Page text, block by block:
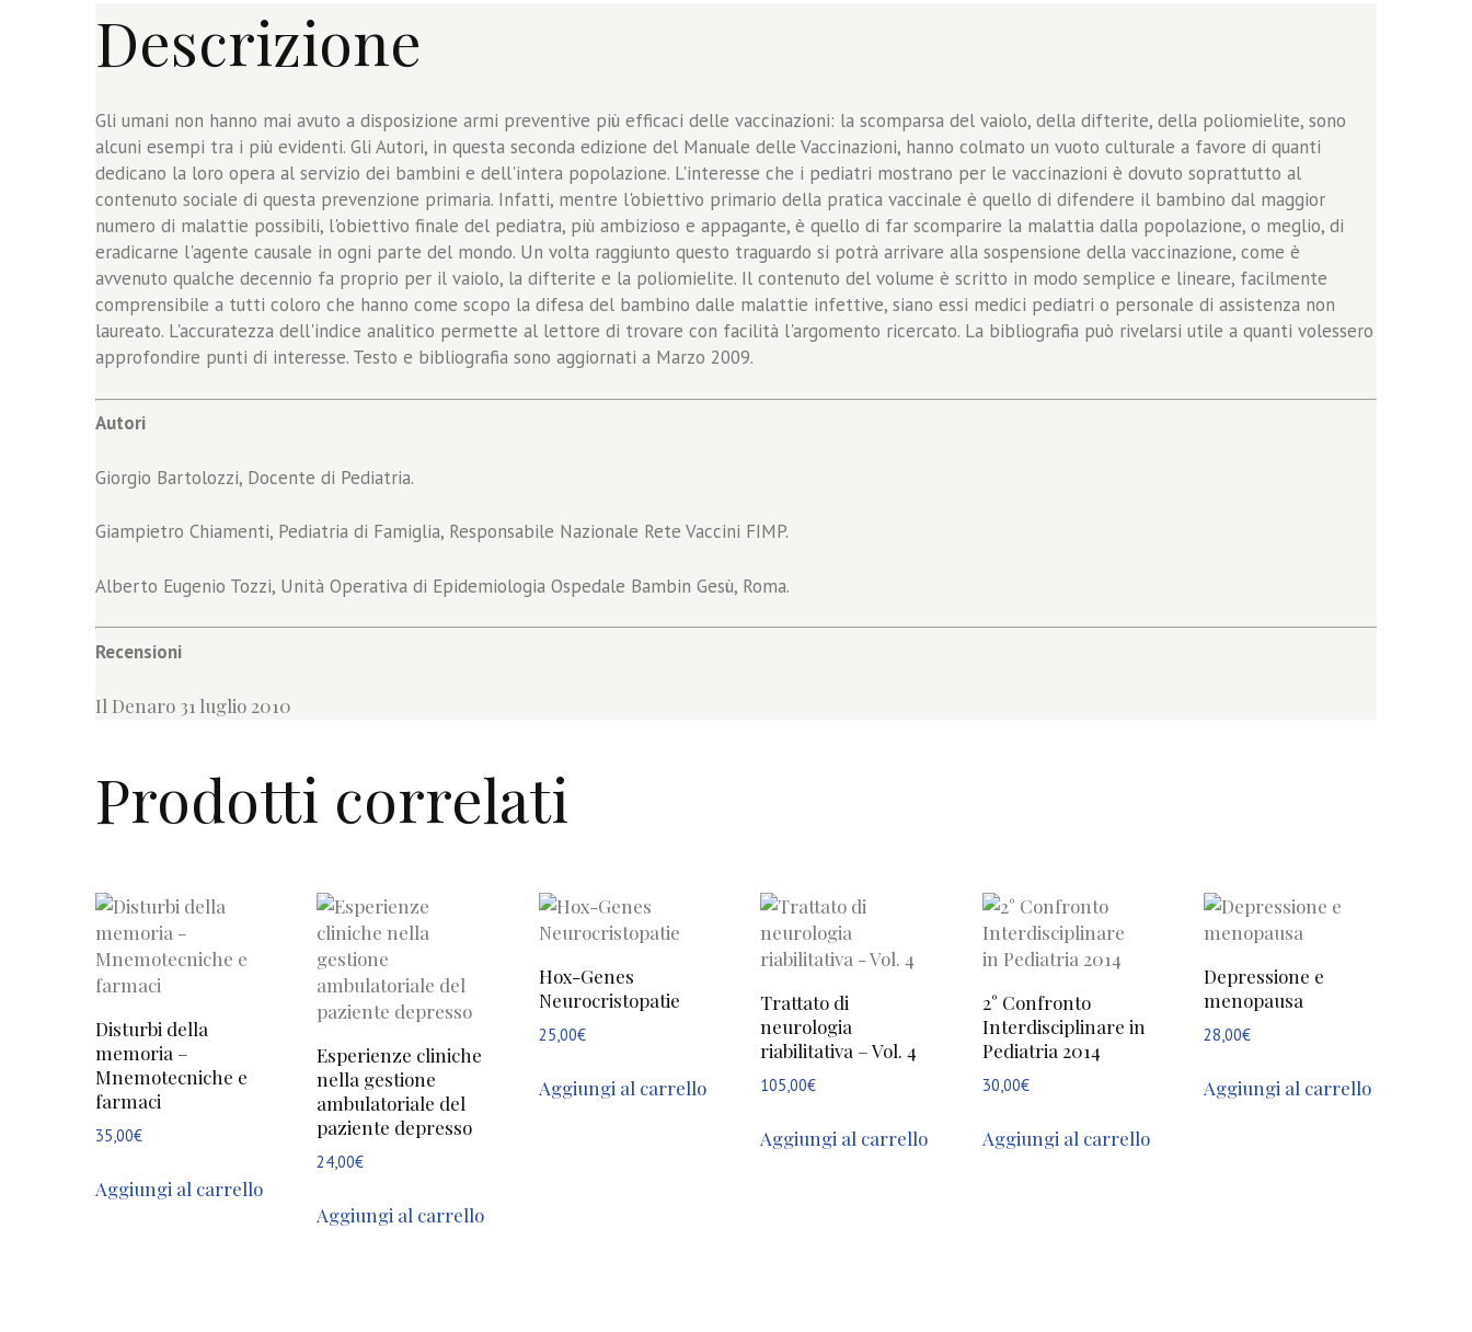
Descrizione
Gli umani non hanno mai avuto a disposizione armi preventive più efficaci delle vaccinazioni: la scomparsa del vaiolo, della difterite, della poliomielite, sono
alcuni esempi tra i più evidenti. Gli Autori, in questa seconda edizione del Manuale delle Vaccinazioni, hanno colmato un vuoto culturale a favore di quanti
dedicano la loro opera al servizio dei bambini e dell'intera popolazione. L'interesse che i pediatri mostrano per le vaccinazioni è dovuto soprattutto al
contenuto sociale di questa prevenzione primaria. Infatti, mentre l'obiettivo primario della pratica vaccinale è quello di difendere il bambino dal maggior
numero di malattie possibili, l'obiettivo finale del pediatra, più ambizioso e appagante, è quello di far scomparire la malattia dalla popolazione, o meglio, di
eradicarne l'agente causale in ogni parte del mondo. Un volta raggiunto questo traguardo si potrà arrivare alla sospensione della vaccinazione, come è
avvenuto qualche decennio fa proprio per il vaiolo, la difterite e la poliomielite. Il contenuto del volume è scritto in modo semplice e lineare, facilmente
comprensibile a tutti coloro che hanno come scopo la difesa del bambino dalle malattie infettive, siano essi medici pediatri o personale di assistenza non
laureato. L'accuratezza dell'indice analitico permette al lettore di trovare con facilità l'argomento ricercato. La bibliografia può rivelarsi utile a quanti volessero
approfondire punti di interesse. Testo e bibliografia sono aggiornati a Marzo 2009.
Autori
Giorgio Bartolozzi, Docente di Pediatria.
Giampietro Chiamenti, Pediatria di Famiglia, Responsabile Nazionale Rete Vaccini FIMP.
Alberto Eugenio Tozzi, Unità Operativa di Epidemiologia Ospedale Bambin Gesù, Roma.
Recensioni
Il Denaro 31 luglio 2010
Prodotti correlati
Disturbi della
memoria –
Mnemotecniche e
farmaci
35,00€
Aggiungi al carrello
Esperienze cliniche
nella gestione
ambulatoriale del
paziente depresso
24,00€
Aggiungi al carrello
Hox-Genes
Neurocristopatie
25,00€
Aggiungi al carrello
Trattato di
neurologia
riabilitativa – Vol. 4
105,00€
Aggiungi al carrello
2° Confronto
Interdisciplinare in
Pediatria 2014
30,00€
Aggiungi al carrello
Depressione e
menopausa
28,00€
Aggiungi al carrello